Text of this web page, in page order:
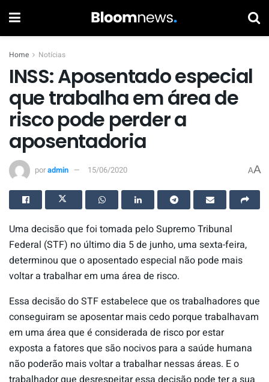
Home Notícias
INSS: Aposentado especial
que trabalha em área de
risco pode perder a
aposentadoria
poradmin 15/06/2020 AA
Uma decisão que foi tomada pelo Supremo Tribunal
Federal (STF) no último dia 5 de junho, uma sexta-feira,
determinou que o aposentado especial não pode mais
voltar a trabalhar em uma área de risco.
Essa decisão do STF estabelece que os trabalhadores que
conseguiram se aposentar mais cedo porque trabalhavam
em uma área que é considerada de risco por estar
exposta a fatores que são nocivos para a saúde humana
não poderão mais voltar a trabalhar nessas áreas. E o